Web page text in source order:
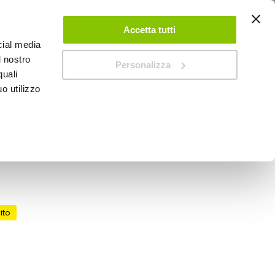
media
nostro
utilizzo
Accetta tutti
Personalizza
ACCEDI CREA UN ACCOUNT CONTATTACI